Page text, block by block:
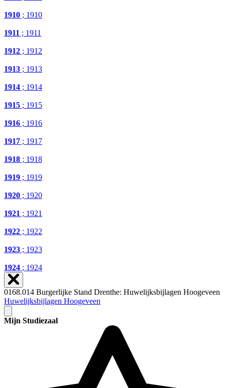
1910 ; 1910
1911 ; 1911
1912 ; 1912
1913 ; 1913
1914 ; 1914
1915 ; 1915
1916 ; 1916
1917 ; 1917
1918 ; 1918
1919 ; 1919
1920 ; 1920
1921 ; 1921
1922 ; 1922
1923 ; 1923
1924 ; 1924
0168.014 Burgerlijke Stand Drenthe: Huwelijksbijlagen Hoogeveen
Huwelijksbijlagen Hoogeveen
Mijn Studiezaal